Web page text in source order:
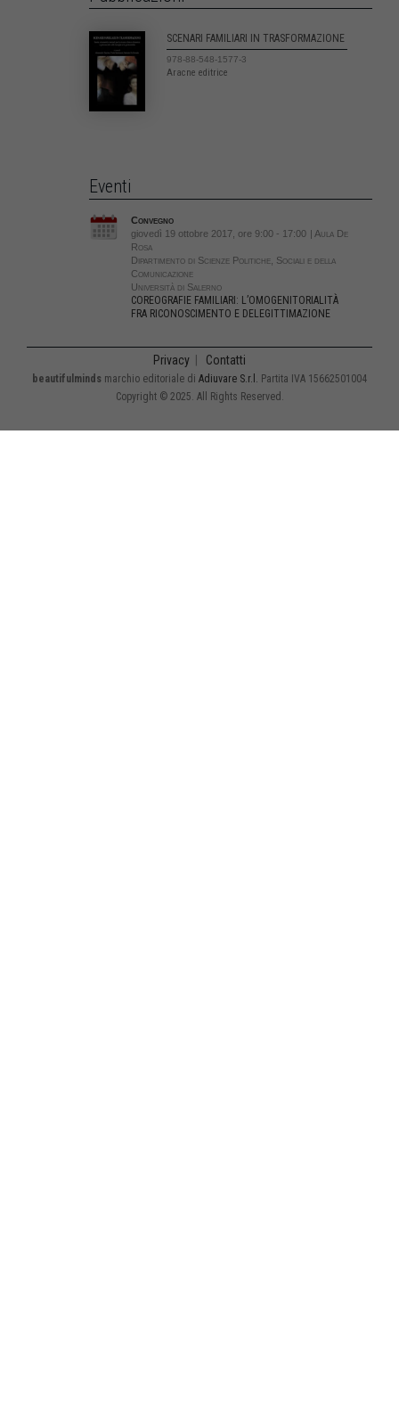
SCENARI FAMILIARI IN TRASFORMAZIONE
978-88-548-1577-3
Aracne editrice
Eventi
Convegno
giovedì 19 ottobre 2017, ore 9:00 - 17:00 | Aula De
Rosa
Dipartimento di Scienze Politiche, Sociali e della
Comunicazione
Università di Salerno
COREOGRAFIE FAMILIARI: L’OMOGENITORIALITÀ
FRA RICONOSCIMENTO E DELEGITTIMAZIONE
Privacy Contatti
beautifulminds marchio editoriale di Adiuvare S.r.l.
Partita IVA 15662501004
Copyright © 2025. All Rights Reserved.